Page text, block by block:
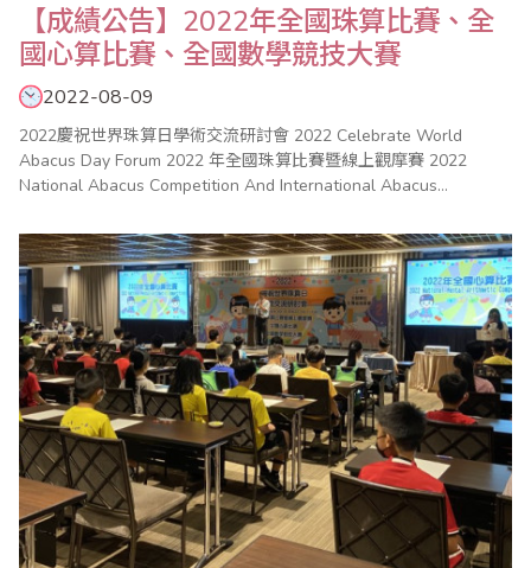
【成績公告】2022年全國珠算比賽、全
國心算比賽、全國數學競技大賽
2022-08-09
2022慶祝世界珠算日學術交流研討會 2022 Celebrate World
Abacus Day Forum 2022 年全國珠算比賽暨線上觀摩賽 2022
National Abacus Competition And International Abacus
Arithmetic Compe..